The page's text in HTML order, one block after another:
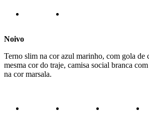
Noivo
Terno slim na cor azul marinho, com gola de
mesma cor do traje, camisa social branca
na cor marsala.